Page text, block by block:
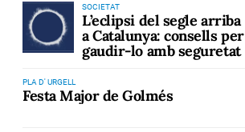
SOCIETAT
L’eclipsi del segle arriba
a Catalunya: consells per
gaudir-lo amb seguretat
PLA D' URGELL
Festa Major de Golmés